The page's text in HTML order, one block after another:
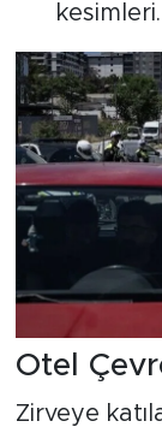
kesimleri.
Otel
Zirveye